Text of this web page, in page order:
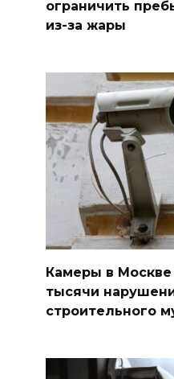
ограничить
из-за жары
Камеры в
тысячи
строительного